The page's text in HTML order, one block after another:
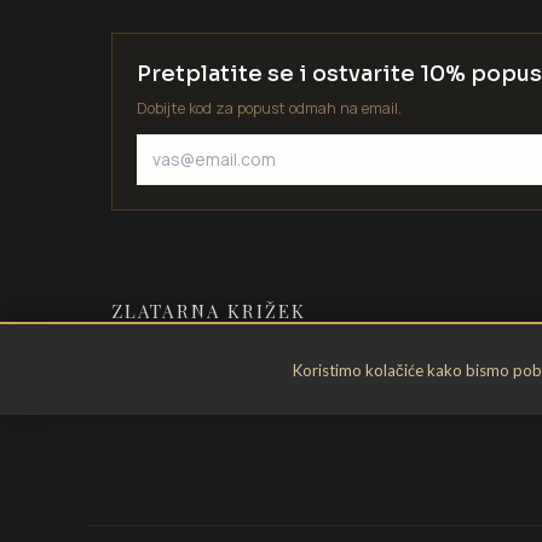
Koristimo kolačiće kako bismo
Pretplatite se i ostvarite 10%
Dobijte kod za popust odmah na email.
ZLATARNA KRIŽEK